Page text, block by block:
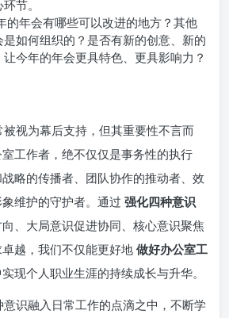
节。
的年会有哪些可以改进的地方？其他
如何组织的？是否有新的创意、新的
今年的年会更具特色、更具影响力？
被视为幕后支持，但其重要性不言而
工作者，绝不仅仅是事务性的执行
略的传播者、团队协作的推动者、效
维护的守护者。通过 强化四种意识
、大局意识促进协同、核心意识聚焦
越，我们不仅能更好地 做好办公室工
现个人职业生涯的持续成长与升华。
识融入日常工作的点滴之中，不断学